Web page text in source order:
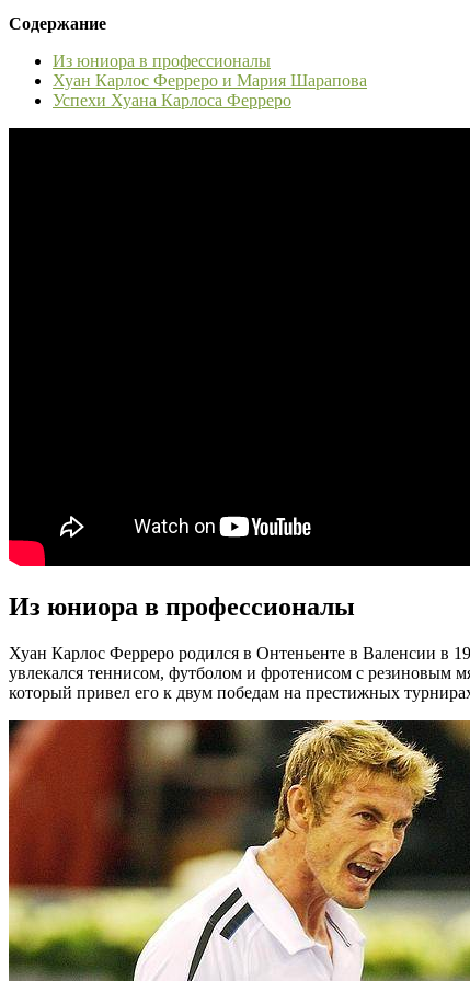
Содержание
Из юниора в профессионалы
Хуан Карлос Ферреро и Мария Шарапова
Успехи Хуана Карлоса Ферреро
Из юниора в профессионалы
Хуан Карлос Ферреро родился в Онтеньенте в Валенсии в
увлекался теннисом, футболом и фротенисом с резиновым
который привел его к двум победам на престижных